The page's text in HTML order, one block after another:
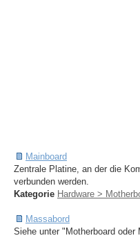
Mainboard
Zentrale Platine, an der die
verbunden werden.
Kategorie Hardware >
Massabord
Siehe unter "Motherboard oder